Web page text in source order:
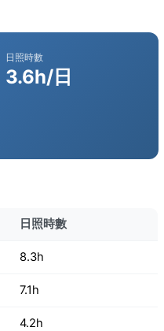
日照時數
3.6h/日
日照時數
8.3h
7.1h
4.2h